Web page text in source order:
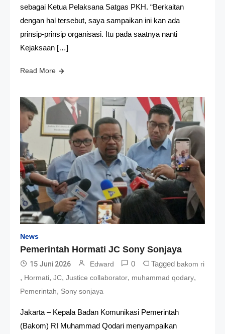
sebagai Ketua Pelaksana Satgas PKH. “Berkaitan
dengan hal tersebut, saya sampaikan ini kan ada
prinsip-prinsip organisasi. Itu pada saatnya nanti
Kejaksaan […]
Read More
News
Pemerintah Hormati JC Sony Sonjaya
15 Juni 2026 Edward 0 Tagged bakom ri
, Hormati, JC, Justice collaborator, muhammad qodary,
Pemerintah, Sony sonjaya
Jakarta – Kepala Badan Komunikasi Pemerintah
(Bakom) RI Muhammad Qodari menyampaikan